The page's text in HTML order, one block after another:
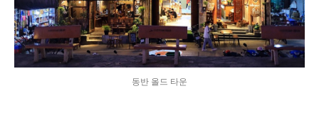
동반 올드 타운